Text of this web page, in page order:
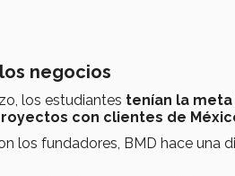
negocios
los estudiantes tenían la
con clientes de
los fundadores, BMD hace una